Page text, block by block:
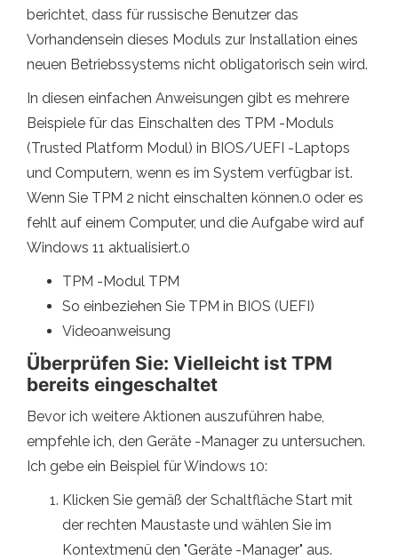
berichtet, dass für russische Benutzer das
Vorhandensein dieses Moduls zur Installation eines
neuen Betriebssystems nicht obligatorisch sein wird.
In diesen einfachen Anweisungen gibt es mehrere
Beispiele für das Einschalten des TPM -Moduls
(Trusted Platform Modul) in BIOS/UEFI -Laptops
und Computern, wenn es im System verfügbar ist.
Wenn Sie TPM 2 nicht einschalten können.0 oder es
fehlt auf einem Computer, und die Aufgabe wird auf
Windows 11 aktualisiert.0
TPM -Modul TPM
So einbeziehen Sie TPM in BIOS (UEFI)
Videoanweisung
Überprüfen Sie: Vielleicht ist TPM
bereits eingeschaltet
Bevor ich weitere Aktionen auszuführen habe,
empfehle ich, den Geräte -Manager zu untersuchen.
Ich gebe ein Beispiel für Windows 10:
Klicken Sie gemäß der Schaltfläche Start mit
der rechten Maustaste und wählen Sie im
Kontextmenü den "Geräte -Manager" aus.